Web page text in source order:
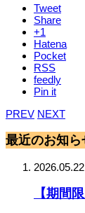
Tweet
Share
+1
Hatena
Pocket
RSS
feedly
Pin it
PREV NEXT
最近のお知ら
2026.05.22
【期間